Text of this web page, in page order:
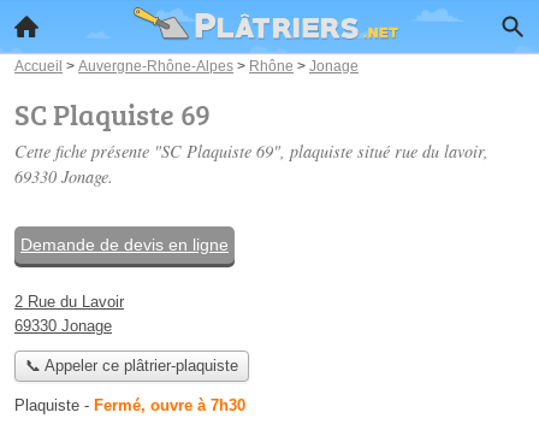
Accueil > Auvergne-Rhône-Alpes > Rhône > Jonage
SC Plaquiste 69
Cette fiche présente "SC Plaquiste 69", plaquiste situé rue du lavoir,
69330 Jonage.
Demande de devis en ligne
2 Rue du Lavoir
69330 Jonage
📞 Appeler ce plâtrier-plaquiste
Plaquiste - Fermé, ouvre à 7h30